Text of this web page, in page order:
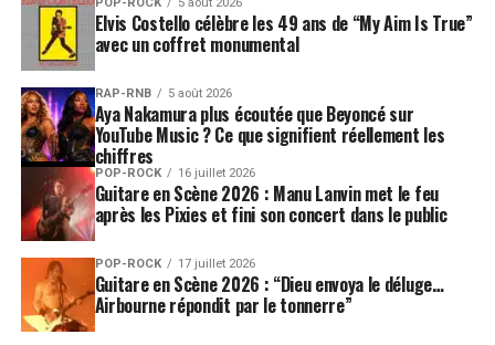
Elvis Costello célèbre les 49 ans de “My Aim Is True”
avec un coffret monumental
RAP-RNB 5 août 2026
Aya Nakamura plus écoutée que Beyoncé sur
YouTube Music ? Ce que signifient réellement les
chiffres
POP-ROCK 16 juillet 2026
Guitare en Scène 2026 : Manu Lanvin met le feu
après les Pixies et fini son concert dans le public
POP-ROCK 17 juillet 2026
Guitare en Scène 2026 : “Dieu envoya le déluge…
Airbourne répondit par le tonnerre”